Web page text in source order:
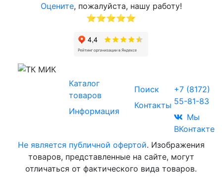
Оцените, пожалуйста, нашу работу!
⭐⭐⭐⭐⭐
Каталог
товаров
Информация
Поиск
Контакты
+7 (8172)
55-81-83
Мы
ВКонтакте
Не является публичной офертой. Изображения
товаров, представленные на сайте, могут
отличаться от фактического вида товаров.